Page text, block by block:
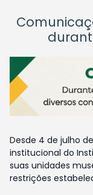
Desde 4 de julho
institucional do
suas unidades
restrições